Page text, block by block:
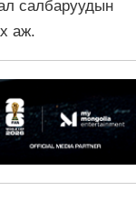
салбаруудын
аж.